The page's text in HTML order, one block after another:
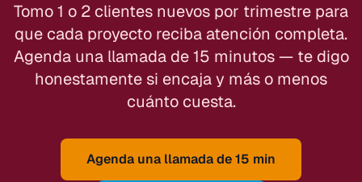
Tomo 1 o 2 clientes nuevos por trimestre para
que cada proyecto reciba atención completa.
Agenda una llamada de 15 minutos — te digo
honestamente si encaja y más o menos
cuánto cuesta.
Agenda una llamada de 15 min